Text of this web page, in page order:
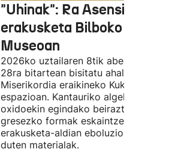
"Uhinak": Ra Asensiren
erakusketa Bilboko Euskal
Museoan
2026ko uztailaren 8tik abenduaren
28ra bitartean bisitatu ahal izango
Miserikordia eraikineko Kukula
espazioan. Kantauriko algekin eta
oxidoekin egindako beiraztatutako
gresezko formak eskaintzen ditu,
erakusketa-aldian eboluzionatzen
duten materialak.